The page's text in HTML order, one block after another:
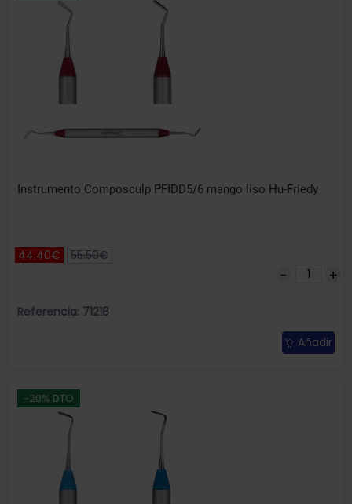
Instrumento Composculp PFIDD5/6 mango liso Hu-Friedy
44.40€ 55.50€
Referencia: 71218
Añadir
-20% DTO